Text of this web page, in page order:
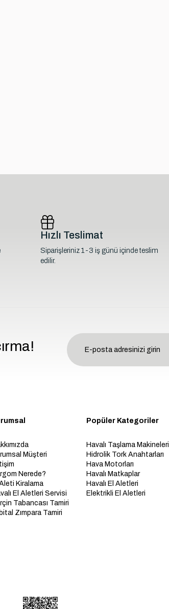
Hızlı Teslimat
Siparişleriniz 1-3 iş günü içinde teslim
edilir.
Müşteri
Nerede?
Kiralama
El Aletleri Servisi
Tabancası Tamiri
Zımpara Tamiri
Popüler Kategoriler
Havalı Taşlama Makineleri
Hidrolik Tork Anahtarları
Hava Motorları
Havalı Matkaplar
Havalı El Aletleri
Elektrikli El Aletleri